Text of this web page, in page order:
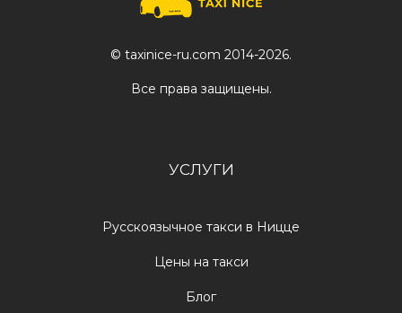
© taxinice-ru.com 2014-2026.
Все права защищены.
УСЛУГИ
Русскоязычное такси в Ницце
Цены на такси
Блог